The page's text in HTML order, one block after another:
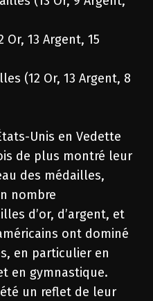
13 Argent, 15
(12 Or, 13 Argent, 8
Unis en Vedette
de plus montré leur
des médailles,
nombre
d’or, d’argent, et
ont dominé
en particulier en
en gymnastique.
un reflet de leur